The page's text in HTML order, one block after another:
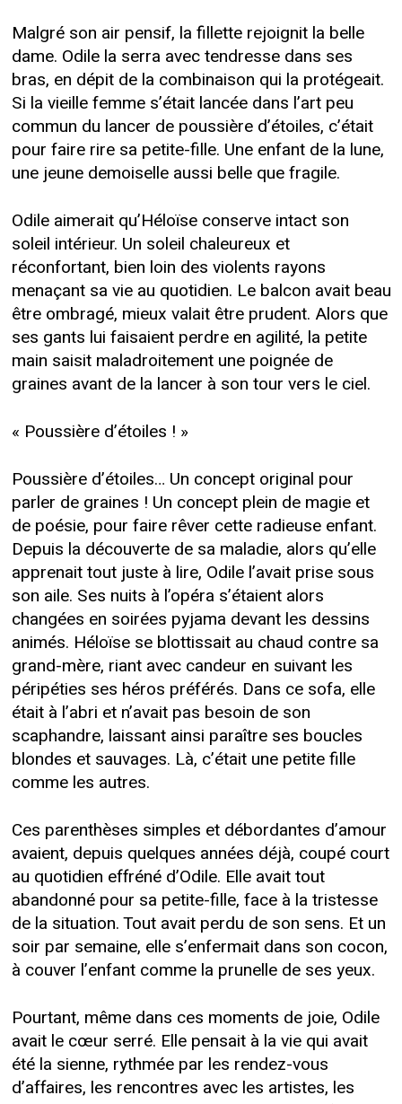
Malgré son air pensif, la fillette rejoignit la belle
dame. Odile la serra avec tendresse dans ses
bras, en dépit de la combinaison qui la protégeait.
Si la vieille femme s’était lancée dans l’art peu
commun du lancer de poussière d’étoiles, c’était
pour faire rire sa petite-fille. Une enfant de la lune,
une jeune demoiselle aussi belle que fragile.
Odile aimerait qu’Héloïse conserve intact son
soleil intérieur. Un soleil chaleureux et
réconfortant, bien loin des violents rayons
menaçant sa vie au quotidien. Le balcon avait beau
être ombragé, mieux valait être prudent. Alors que
ses gants lui faisaient perdre en agilité, la petite
main saisit maladroitement une poignée de
graines avant de la lancer à son tour vers le ciel.
« Poussière d’étoiles ! »
Poussière d’étoiles… Un concept original pour
parler de graines ! Un concept plein de magie et
de poésie, pour faire rêver cette radieuse enfant.
Depuis la découverte de sa maladie, alors qu’elle
apprenait tout juste à lire, Odile l’avait prise sous
son aile. Ses nuits à l’opéra s’étaient alors
changées en soirées pyjama devant les dessins
animés. Héloïse se blottissait au chaud contre sa
grand-mère, riant avec candeur en suivant les
péripéties ses héros préférés. Dans ce sofa, elle
était à l’abri et n’avait pas besoin de son
scaphandre, laissant ainsi paraître ses boucles
blondes et sauvages. Là, c’était une petite fille
comme les autres.
Ces parenthèses simples et débordantes d’amour
avaient, depuis quelques années déjà, coupé court
au quotidien effréné d’Odile. Elle avait tout
abandonné pour sa petite-fille, face à la tristesse
de la situation. Tout avait perdu de son sens. Et un
soir par semaine, elle s’enfermait dans son cocon,
à couver l’enfant comme la prunelle de ses yeux.
Pourtant, même dans ces moments de joie, Odile
avait le cœur serré. Elle pensait à la vie qui avait
été la sienne, rythmée par les rendez-vous
d’affaires, les rencontres avec les artistes, les